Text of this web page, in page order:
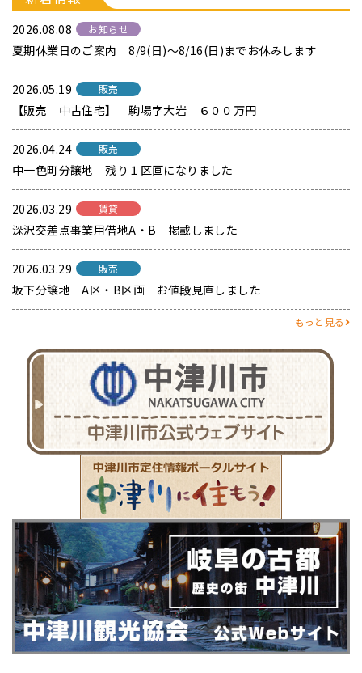
2026.08.08 お知らせ
夏期休業日のご案内 8/9(日)～8/16(日)までお休みします
2026.05.19 販売
【販売 中古住宅】 駒場字大岩 ６００万円
2026.04.24 販売
中一色町分譲地 残り１区画になりました
2026.03.29 賃貸
深沢交差点事業用借地A・B 掲載しました
2026.03.29 販売
坂下分譲地 A区・B区画 お値段見直しました
もっと見る